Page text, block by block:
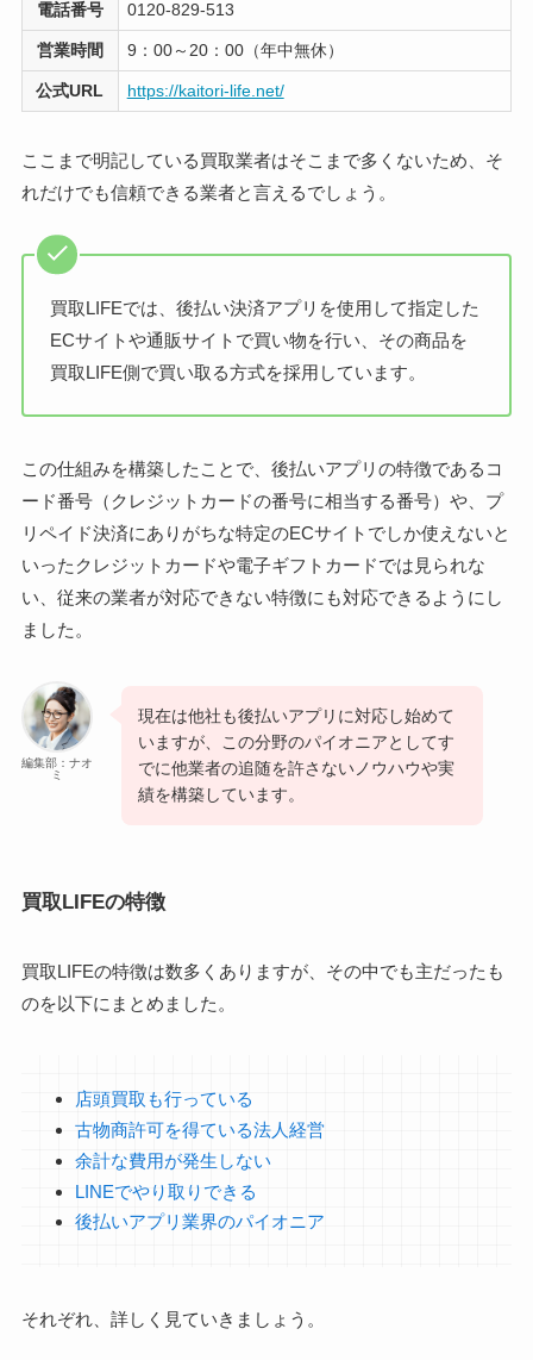
電話番号 0120-829-513
営業時間 9：00～20：00（年中無休）
公式URL https://kaitori-life.net/
ここまで明記している買取業者はそこまで多くないため、そ
れだけでも信頼できる業者と言えるでしょう。
買取LIFEでは、後払い決済アプリを使用して指定した
ECサイトや通販サイトで買い物を行い、その商品を
買取LIFE側で買い取る方式を採用しています。
この仕組みを構築したことで、後払いアプリの特徴であるコ
ード番号（クレジットカードの番号に相当する番号）や、プ
リペイド決済にありがちな特定のECサイトでしか使えないと
いったクレジットカードや電子ギフトカードでは見られな
い、従来の業者が対応できない特徴にも対応できるようにし
ました。
編集部：ナオ
ミ
現在は他社も後払いアプリに対応し始めて
いますが、この分野のパイオニアとしてす
でに他業者の追随を許さないノウハウや実
績を構築しています。
買取LIFEの特徴
買取LIFEの特徴は数多くありますが、その中でも主だったも
のを以下にまとめました。
店頭買取も行っている
古物商許可を得ている法人経営
余計な費用が発生しない
LINEでやり取りできる
後払いアプリ業界のパイオニア
それぞれ、詳しく見ていきましょう。